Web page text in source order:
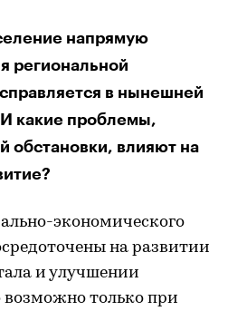
напрямую
региональной
в нынешней
какие проблемы,
обстановки, влияют на
экономического
на развитии
и улучшении
возможно только при